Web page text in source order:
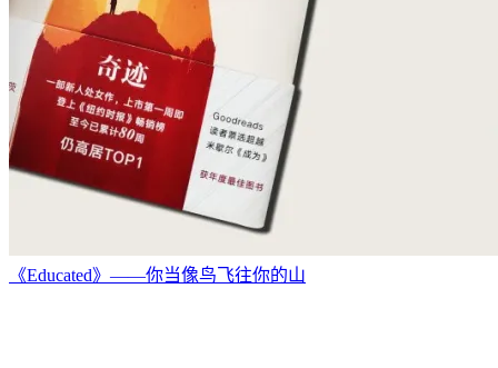
《Educated》——你当像鸟飞往你的山